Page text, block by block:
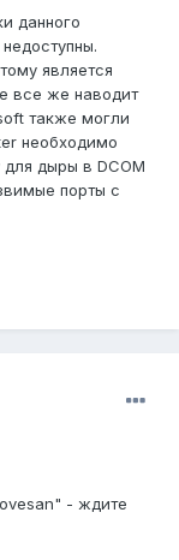
данного
является
все же наводит
также могли
необходимо
дыры в DCOM
порты с
- ждите